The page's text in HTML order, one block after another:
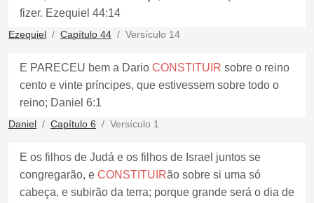
fizer. Ezequiel 44:14
Ezequiel Capítulo 44 Versículo 14
E PARECEU bem a Dario CONSTITUIR sobre o reino
cento e vinte príncipes, que estivessem sobre todo o
reino; Daniel 6:1
Daniel Capítulo 6 Versículo 1
E os filhos de Judá e os filhos de Israel juntos se
congregarão, e CONSTITUIRão sobre si uma só
cabeça, e subirão da terra; porque grande será o dia de